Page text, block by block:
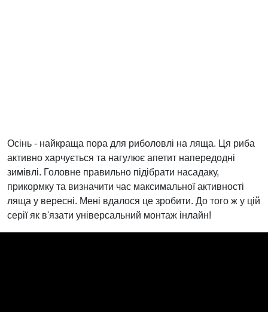
Осінь - найкраща пора для риболовлі на ляща. Ця риба
активно харчується та нагулює апетит напередодні
зимівлі. Головне правильно підібрати насадаку,
прикормку та визначити час максимальної активності
ляща у вересні. Мені вдалося це зробити. До того ж у цій
серії як в'язати універсальний монтаж інлайн!